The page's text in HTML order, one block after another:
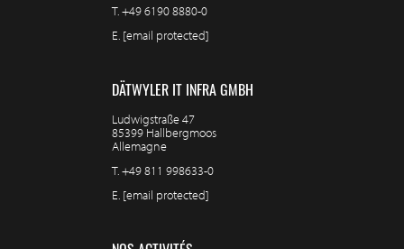
T.+49 6190 8880-0
E. [email protected]
DÄTWYLER IT INFRA GMBH
Ludwigstraße 47
85399 Hallbergmoos
Allemagne
T.+49 811 998633-0
E. [email protected]